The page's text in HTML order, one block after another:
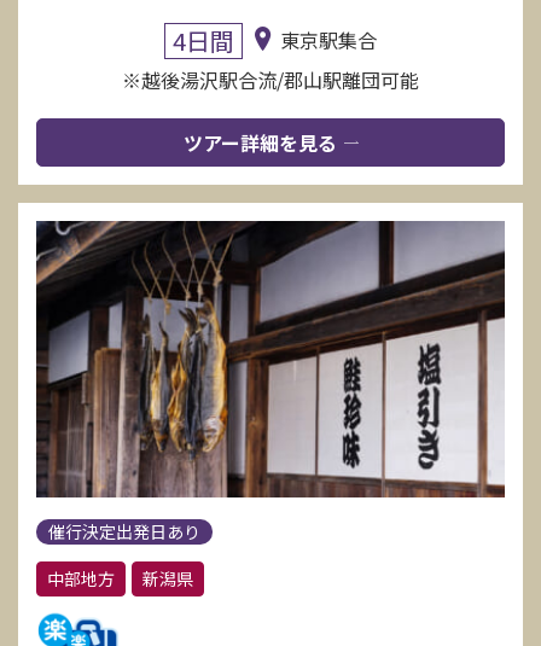
4日間
東京駅集合
※越後湯沢駅合流/郡山駅離団可能
ツアー詳細を見る
催行決定出発日あり
中部地方
新潟県